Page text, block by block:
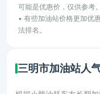
可能是优惠价，仅供参考。
• 有些加油站价格更加优
法排名。
三明市加油站人